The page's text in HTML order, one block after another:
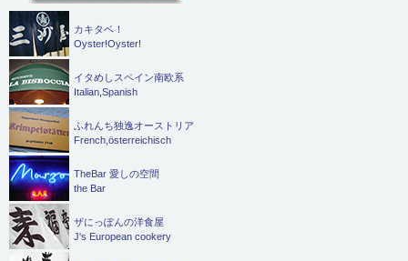
カキタベ！
Oyster!Oyster!
イタめしスペイン南欧系
Italian,Spanish
ふれんち独逸オーストリア
French,österreichisch
TheBar 愛しの空間
the Bar
ザにっぽんの洋食屋
J's European cookery